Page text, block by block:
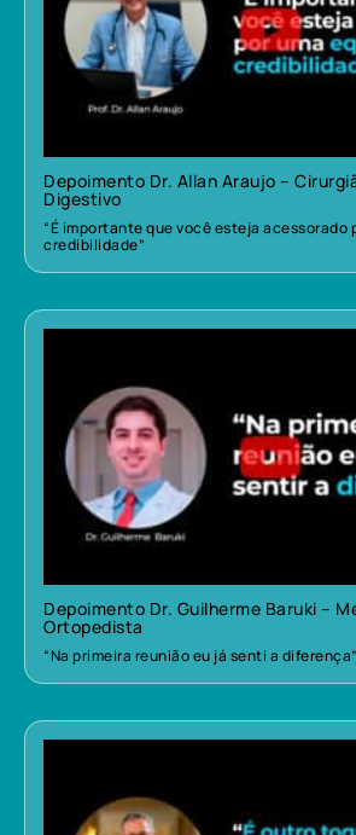
Depoimento Dr. Allan Araujo –
Digestivo
“É importante que você esteja acessorado
credibilidade”
Depoimento Dr. Guilherme Baruki –
Ortopedista
“Na primeira reunião eu já senti a diferença”